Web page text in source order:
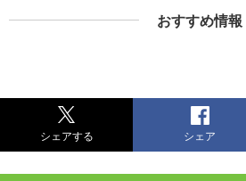
おすすめ情報
シェアする シェア